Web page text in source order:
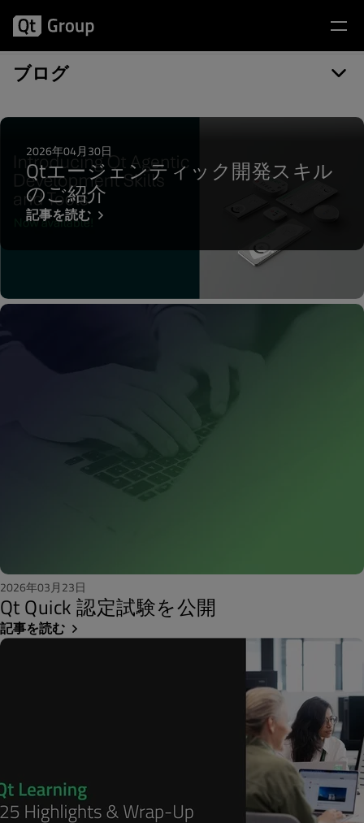
ブログ
記事カテゴリー: Certification
2026年04月30日
Qtエージェンティック開発スキル
のご紹介
記事を読む
2026年03月23日
Qt Quick 認定試験を公開
記事を読む